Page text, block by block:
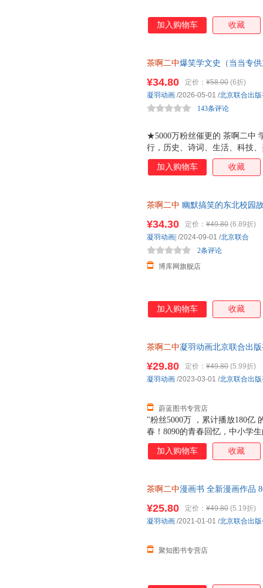
加入购物车 收藏
茶啊二中爆笑学文史（当当专
常识、诗词典故、科学地理，
食住行，古人的生活一网打尽。
★5000万粉丝催更的 茶啊二中
行，历史、诗词、生活、科技
网打尽。 ★熬夜背的梗里都是
进入了脑子！ ★你知道古代的
识都在这本书里，让你全方位
¥34.80 定价： ¥58.00 (6折)
143条评论
凝羽动画 /2026-05-01 /北京联合出
加入购物车 收藏
茶啊二中 幽默搞笑的东北校园
¥34.30 定价： ¥49.80 (6.89折)
博库网旗舰店
2条评论
凝羽动画| /2024-09-01 /北京联合
加入购物车 收藏
茶啊二中凝羽动画北京联合出版
"粉丝5000万 ，累计播放180亿
春！8090的青春回忆，中小学
物，像校园生活的我们，每个
有售价！用漫画传递快乐的力
¥29.80 定价： ¥49.80 (5.99折)
蔚蓝图书专营店
凝羽动画 /2023-03-01 /北京联合出
加入购物车 收藏
茶啊二中漫画书 全新漫画作品
¥25.80 定价： ¥49.80 (5.19折)
聚知图书专营店
凝羽动画 /2021-01-01 /北京联合出